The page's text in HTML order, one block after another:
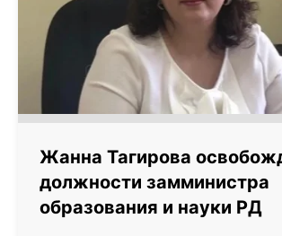
Жанна Тагирова
должности замминистра
образования и науки РД